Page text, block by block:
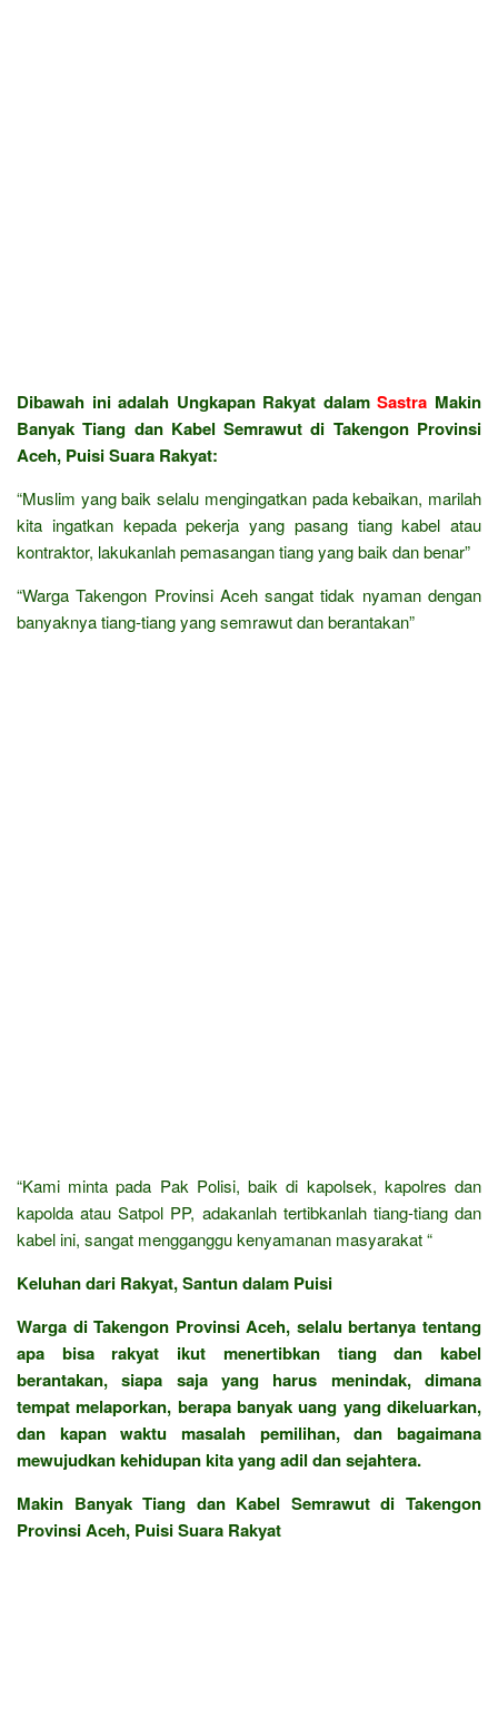
Dibawah ini adalah Ungkapan Rakyat dalamSastra Makin
Banyak Tiang dan Kabel Semrawut di Takengon Provinsi
Aceh, Puisi Suara Rakyat:
“Muslim yang baik selalu mengingatkan pada kebaikan, marilah
kita ingatkan kepada pekerja yang pasang tiang kabel atau
kontraktor, lakukanlah pemasangan tiang yang baik dan benar”
“Warga Takengon Provinsi Aceh sangat tidak nyaman dengan
banyaknya tiang-tiang yang semrawut dan berantakan”
“Kami minta pada Pak Polisi, baik di kapolsek, kapolres dan
kapolda atau Satpol PP, adakanlah tertibkanlah tiang-tiang dan
kabel ini, sangat mengganggu kenyamanan masyarakat “
Keluhan dari Rakyat, Santun dalam Puisi
Warga di Takengon Provinsi Aceh, selalu bertanya tentang
apa bisa rakyat ikut menertibkan tiang dan kabel
berantakan, siapa saja yang harus menindak, dimana
tempat melaporkan, berapa banyak uang yang dikeluarkan,
dan kapan waktu masalah pemilihan, dan bagaimana
mewujudkan kehidupan kita yang adil dan sejahtera.
Makin Banyak Tiang dan Kabel Semrawut di Takengon
Provinsi Aceh, Puisi Suara Rakyat